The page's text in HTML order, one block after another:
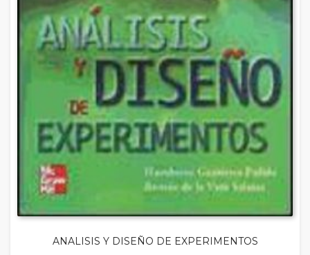
ANALISIS Y DISEÑO DE EXPERIMENTOS